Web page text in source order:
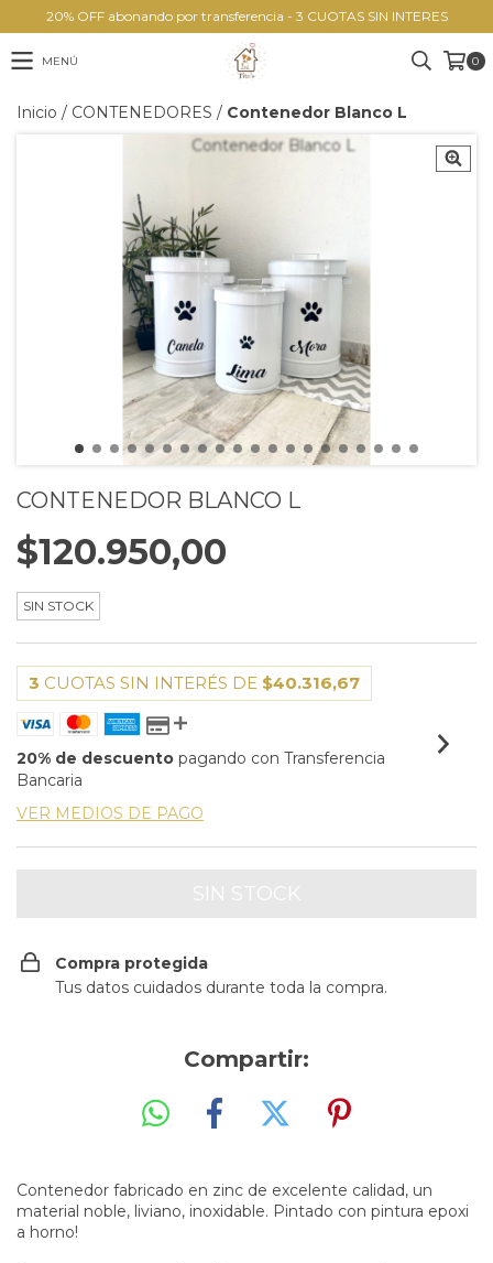
20% OFF abonando por transferencia - 3 CUOTAS SIN INTERES
MENÚ 0
Inicio / CONTENEDORES / Contenedor Blanco L
CONTENEDOR BLANCO L
$120.950,00
SIN STOCK
3 CUOTAS SIN INTERÉS DE $40.316,67
20% de descuento pagando con Transferencia
Bancaria
VER MEDIOS DE PAGO
Compra protegida
Tus datos cuidados durante toda la compra.
Compartir:
Contenedor fabricado en zinc de excelente calidad, un
material noble, liviano, inoxidable. Pintado con pintura epoxi
a horno!